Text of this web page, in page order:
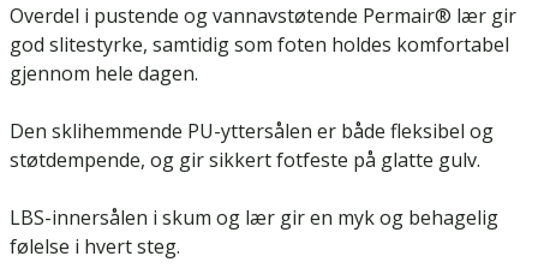
Overdel i pustende og vannavstøtende Permair® lær gir
god slitestyrke, samtidig som foten holdes komfortabel
gjennom hele dagen.
Den sklihemmende PU-yttersålen er både fleksibel og
støtdempende, og gir sikkert fotfeste på glatte gulv.
LBS-innersålen i skum og lær gir en myk og behagelig
følelse i hvert steg.